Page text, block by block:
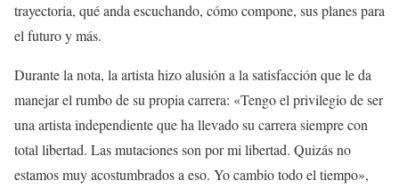
trayectoria, qué anda escuchando, cómo compone, sus planes para
el futuro y más.
Durante la nota, la artista hizo alusión a la satisfacción que le da
manejar el rumbo de su propia carrera: «Tengo el privilegio de ser
una artista independiente que ha llevado su carrera siempre con
total libertad. Las mutaciones son por mi libertad. Quizás no
estamos muy acostumbrados a eso. Yo cambio todo el tiempo»,